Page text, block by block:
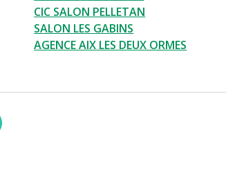
CIC SALON PELLETAN
SALON LES GABINS
AGENCE AIX LES DEUX ORMES